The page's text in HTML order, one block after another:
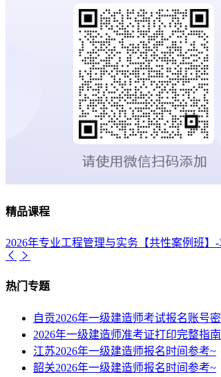
精品课程
2026年专业工程管理与实务【共性案例班】
热门专题
自贡2026年一级建造师考试报名账号
2026年一级建造师准考证打印完整指南
江苏2026年一级建造师报名时间参考~
韶关2026年一级建造师报名时间参考~